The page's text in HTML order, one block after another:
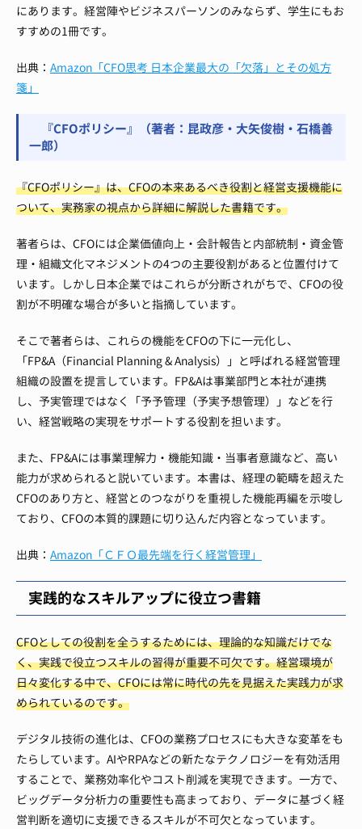
にあります。経営陣やビジネスパーソンのみならず、学生にもお
すすめの1冊です。
出典： Amazon「CFO思考 日本企業最大の「欠落」とその処方
箋」
『CFOポリシー』（著者：昆政彦・大矢俊樹・石橋善
一郎）
『CFOポリシー』は、CFOの本来あるべき役割と経営支援機能に
ついて、実務家の視点から詳細に解説した書籍です。
著者らは、CFOには企業価値向上・会計報告と内部統制・資金管
理・組織文化マネジメントの4つの主要役割があると位置付けて
います。しかし日本企業ではこれらが分断されがちで、CFOの役
割が不明確な場合が多いと指摘しています。
そこで著者らは、これらの機能をCFOの下に一元化し、
「FP&A（Financial Planning & Analysis）」と呼ばれる経営管理
組織の設置を提言しています。FP&Aは事業部門と本社が連携
し、予実管理ではなく「予予管理（予実予想管理）」などを行
い、経営戦略の実現をサポートする役割を担います。
また、FP&Aには事業理解力・機能知識・当事者意識など、高い
能力が求められると説いています。本書は、経理の範疇を超えた
CFOのあり方と、経営とのつながりを重視した機能再編を示唆し
ており、CFOの本質的課題に切り込んだ内容となっています。
出典： Amazon「ＣＦＯ最先端を行く経営管理」
実践的なスキルアップに役立つ書籍
CFOとしての役割を全うするためには、理論的な知識だけでな
く、実践で役立つスキルの習得が重要不可欠です。経営環境が
日々変化する中で、CFOには常に時代の先を見据えた実践力が求
められているのです。
デジタル技術の進化は、CFOの業務プロセスにも大きな変革をも
たらしています。AIやRPAなどの新たなテクノロジーを有効活用
することで、業務効率化やコスト削減を実現できます。一方で、
ビッグデータ分析力の重要性も高まっており、データに基づく経
営判断を適切に支援できるスキルが不可欠となっています。